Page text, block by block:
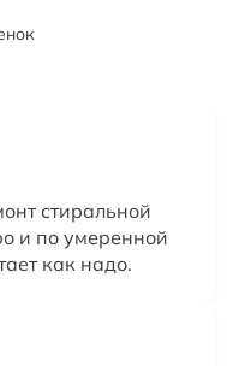
стиральной
и по умеренной
как надо.